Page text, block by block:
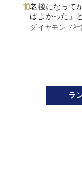
老後になって
ばよかった」
ダイヤモンド
ラ